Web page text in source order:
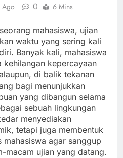
Ago 0 6 Mins
mahasiswa, ujian
waktu yang sering kali
Banyak kali, mahasiswa
kehilangan kepercayaan
di balik tekanan
bagi menunjukkan
yang dibangun selama
sebuah lingkungan
menyediakan
tetapi juga membentuk
agar sanggup
macam ujian yang datang.